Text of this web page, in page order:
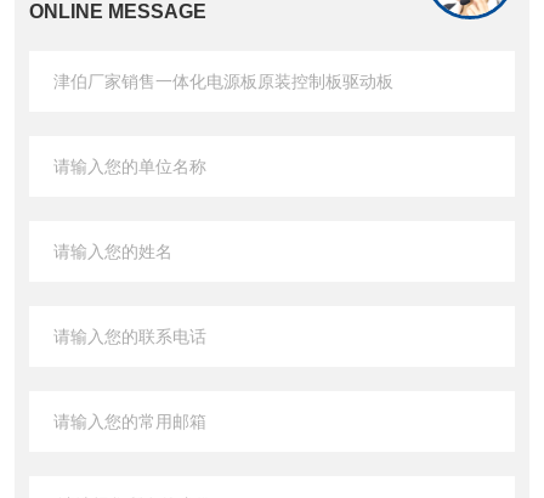
ONLINE MESSAGE